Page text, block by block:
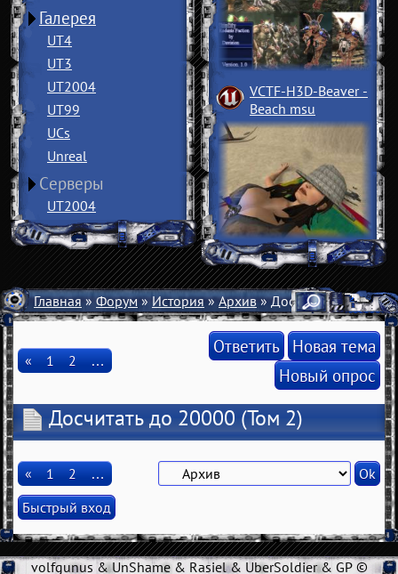
Галерея
UT4
UT3
UT2004
UT99
UCs
Unreal
Серверы
UT2004
VCTF-H3D-Beaver ­
Beach msu
Главная»Форум»История»Архив» Досчитать до 20000
« 1 2 …
Ответить Новая тема
Новый опрос
Досчитать до 20000 (Том 2)
« 1 2 …
volfgunus & UnShame & Rasiel & UberSoldier & GP ©